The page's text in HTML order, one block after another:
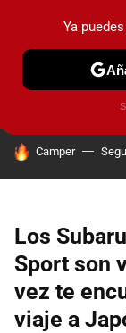
PRUEBAS
HOY SE HABLA
Camper
Los
Sport son
vez te
viaje a
Ya